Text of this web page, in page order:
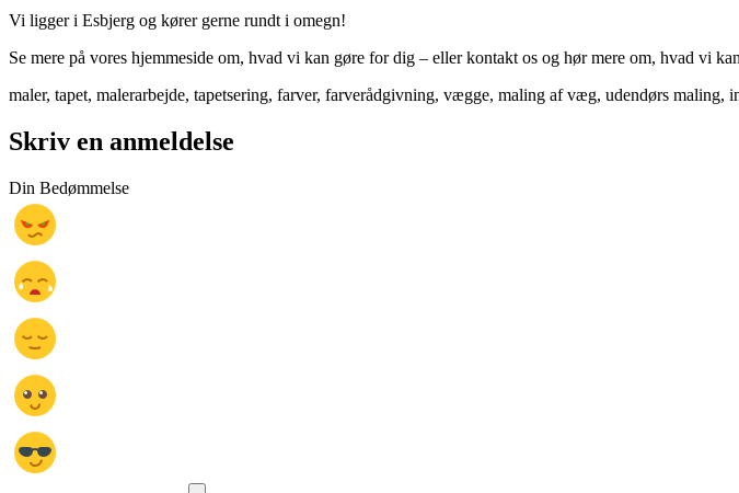
Vi ligger i Esbjerg og kører gerne rundt i omegn!
Se mere på vores hjemmeside om, hvad vi kan gøre for dig – eller kontakt os og hør mere om, hvad vi
maler, tapet, malerarbejde, tapetsering, farver, farverådgivning, vægge, maling af væg, udendørs
Skriv en anmeldelse
Din Bedømmelse